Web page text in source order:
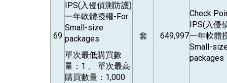
69
IPS(入侵偵測防護)
一年軟體授權-For
Small-size
packages
單次最低購買數
量：1 、 單次最高
購買數量：1,000
套 649,997
Check
IPS(入侵
一年軟體
Small-
packages